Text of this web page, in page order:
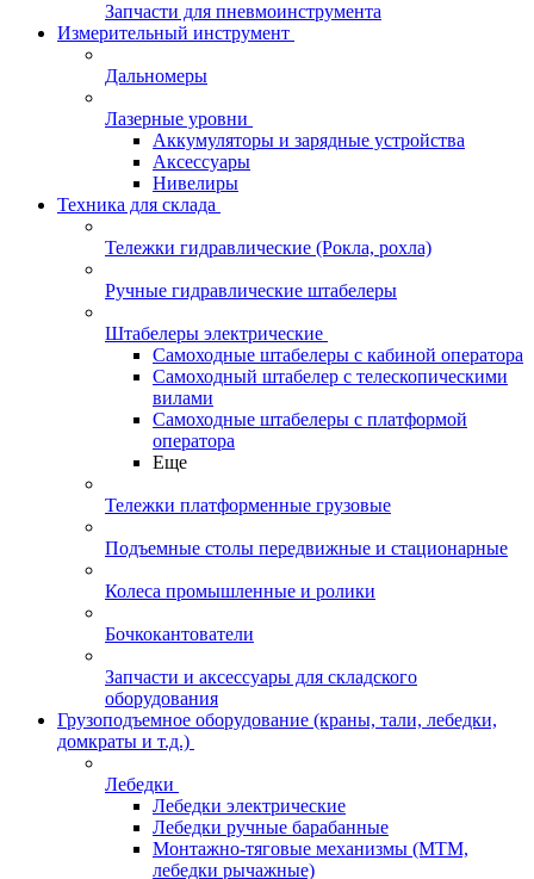
Запчасти для пневмоинструмента
Измерительный инструмент
Дальномеры
Лазерные уровни
Аккумуляторы и зарядные устройства
Аксессуары
Нивелиры
Техника для склада
Тележки гидравлические (Рокла, рохла)
Ручные гидравлические штабелеры
Штабелеры электрические
Самоходные штабелеры с кабиной оператора
Самоходный штабелер с телескопическими
вилами
Самоходные штабелеры с платформой
оператора
Еще
Тележки платформенные грузовые
Подъемные столы передвижные и стационарные
Колеса промышленные и ролики
Бочкокантователи
Запчасти и аксессуары для складского
оборудования
Грузоподъемное оборудование (краны, тали, лебедки,
домкраты и т.д.)
Лебедки
Лебедки электрические
Лебедки ручные барабанные
Монтажно-тяговые механизмы (МТМ,
лебедки рычажные)